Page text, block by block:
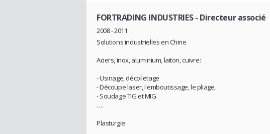
FORTRADING INDUSTRIES- Directeur associé
2008 - 2011
Solutions industrielles en Chine
Aciers, inox, aluminium, laiton, cuivre:
- Usinage, décolletage
- Découpe laser, l'emboutissage, le pliage,
- Soudage TIG et MIG
….
Plasturgie: